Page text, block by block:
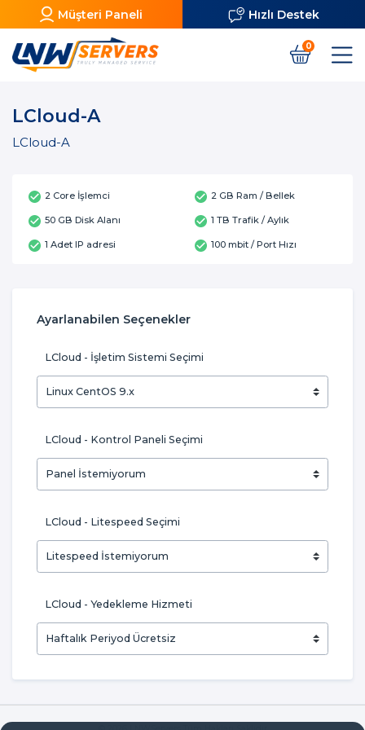
Müşteri Paneli Hızlı Destek
0
LCloud-A
LCloud-A
2 Core İşlemci 2 GB Ram / Bellek
50 GB Disk Alanı 1 TB Trafik / Aylık
1 Adet IP adresi 100 mbit / Port Hızı
Ayarlanabilen Seçenekler
LCloud - İşletim Sistemi Seçimi
LCloud - Kontrol Paneli Seçimi
LCloud - Litespeed Seçimi
LCloud - Yedekleme Hizmeti